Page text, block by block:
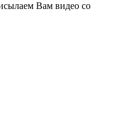
Вам видео со